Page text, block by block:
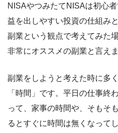
NISAやつみたてNISAは初心
益を出しやすい投資の仕組み
副業という観点で考えてみた
非常にオススメの副業と言えま
副業をしようと考えた時に多
「時間」です。平日の仕事終
って、家事の時間や、そもそ
るとすぐに時間は無くなって